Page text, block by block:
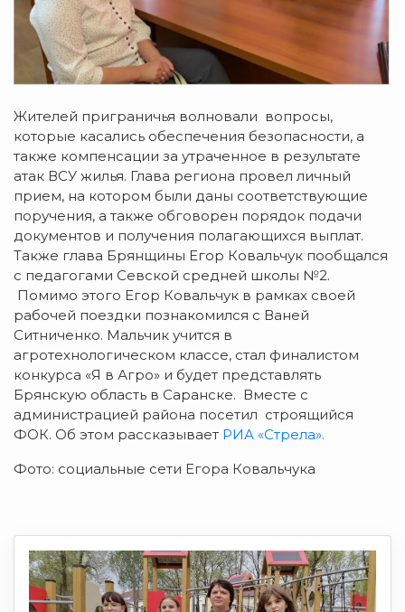
Жителей приграничья волновали вопросы,
которые касались обеспечения безопасности, а
также компенсации за утраченное в результате
атак ВСУ жилья. Глава региона провел личный
прием, на котором были даны соответствующие
поручения, а также обговорен порядок подачи
документов и получения полагающихся выплат.
Также глава Брянщины Егор Ковальчук пообщался
с педагогами Севской средней школы №2.
Помимо этого Егор Ковальчук в рамках своей
рабочей поездки познакомился с Ваней
Ситниченко. Мальчик учится в
агротехнологическом классе, стал финалистом
конкурса «Я в Агро» и будет представлять
Брянскую область в Саранске. Вместе с
администрацией района посетил строящийся
ФОК. Об этом рассказывает РИА «Стрела».
Фото: социальные сети Егора Ковальчука